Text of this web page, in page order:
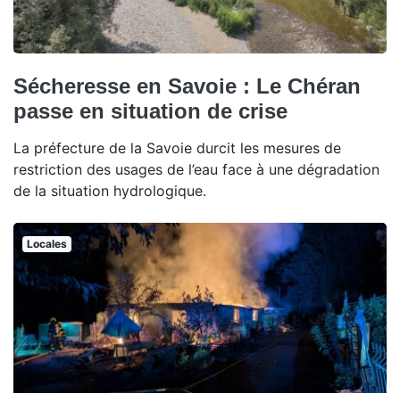
Sécheresse en Savoie : Le Chéran
passe en situation de crise
La préfecture de la Savoie durcit les mesures de
restriction des usages de l’eau face à une dégradation
de la situation hydrologique.
Locales